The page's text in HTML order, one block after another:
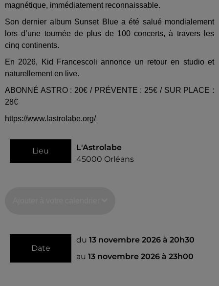
magnétique, immédiatement reconnaissable.
Son dernier album Sunset Blue a été salué mondialement
lors d’une tournée de plus de 100 concerts, à travers les
cinq continents.
En 2026, Kid Francescoli annonce un retour en studio et
naturellement en live.
ABONNÉ ASTRO : 20€ / PRÉVENTE : 25€ / SUR PLACE :
28€
https://www.lastrolabe.org/
Lieu
L'Astrolabe
45000 Orléans
Date
du 13 novembre 2026 à 20h30
au 13 novembre 2026 à 23h00